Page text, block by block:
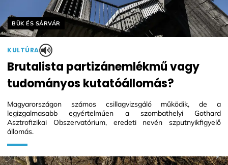
Helyszín címkék:
BÜK ÉS SÁRVÁR
KULTÚRA
Brutalista partizánemlékmű vagy
tudományos kutatóállomás?
Magyarországon számos csillagvizsgáló működik, de a
legizgalmasabb egyértelműen a szombathelyi Gothard
Asztrofizikai Obszervatórium, eredeti nevén szputnyikfigyelő
állomás.